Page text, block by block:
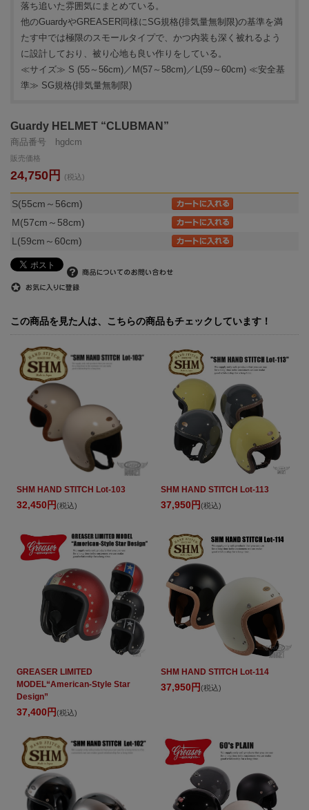
落ち追いた雰囲気にまとめている。
他のGuardyやGREASER同様にSG規格(排気量無制限)の基準を満
たす中では極限のスモールタイプで、かつ内装も深く被れるよう
に設計しており、被り心地も良い作りをしている。
≪サイズ≫ S (55～56cm)／M(57～58cm)／L(59～60cm) ≪安全基
準≫ SG規格(排気量無制限)
Guardy HELMET “CLUBMAN”
商品番号 hgdcm
販売価格
24,750円 (税込)
S(55cm～56cm)
M(57cm～58cm)
L(59cm～60cm)
この商品を見た人は、こちらの商品もチェックしています！
SHM HAND STITCH Lot-103
32,450円(税込)
SHM HAND STITCH Lot-113
37,950円(税込)
GREASER LIMITED
MODEL“American-Style Star
Design”
37,400円(税込)
SHM HAND STITCH Lot-114
37,950円(税込)